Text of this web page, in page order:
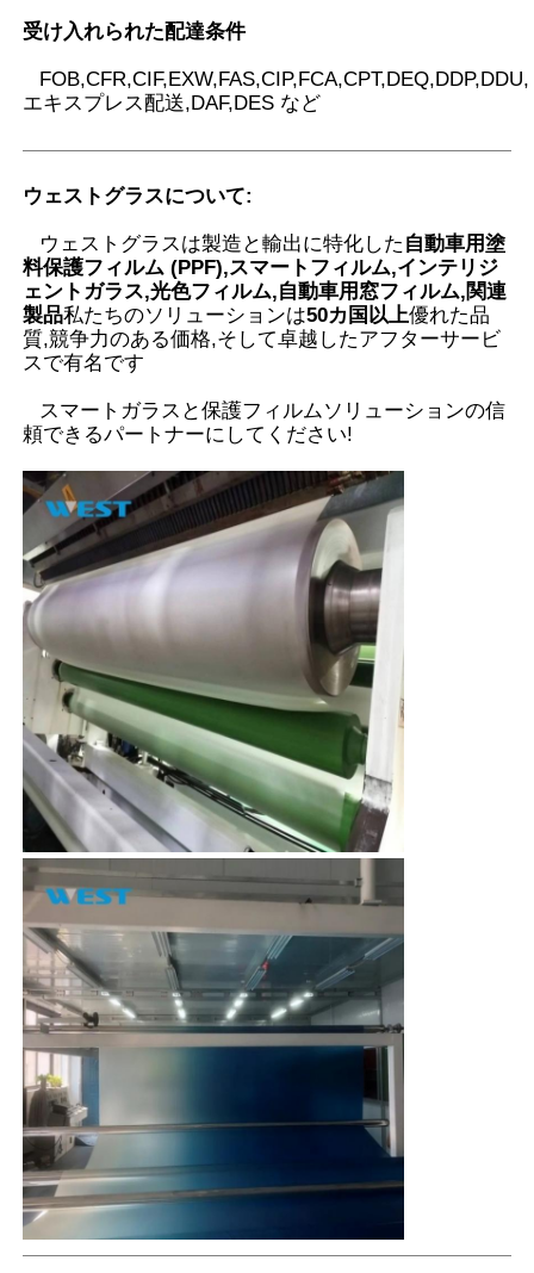
受け入れられた配達条件
FOB,CFR,CIF,EXW,FAS,CIP,FCA,CPT,DEQ,DDP,DDU,
エキスプレス配送,DAF,DES など
ウェストグラスについて:
ウェストグラスは製造と輸出に特化した 自動車用塗
料保護フィルム (PPF),スマートフィルム,インテリジ
ェントガラス,光色フィルム,自動車用窓フィルム,関連
製品私たちのソリューションは50カ国以上優れた品
質,競争力のある価格,そして卓越したアフターサービ
スで有名です
スマートガラスと保護フィルムソリューションの信
頼できるパートナーにしてください!